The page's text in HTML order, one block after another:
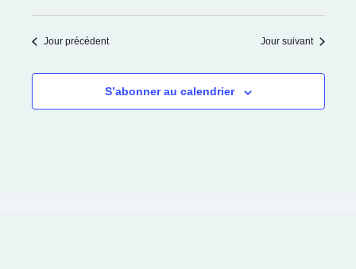
Jour précédent Jour suivant
S’abonner au calendrier